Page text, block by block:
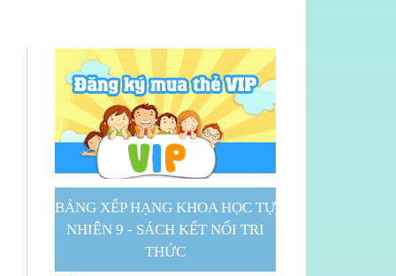
BẢNG XẾP HẠNG KHOA HỌC TỰ
NHIÊN 9 - SÁCH KẾT NỐI TRI
THỨC